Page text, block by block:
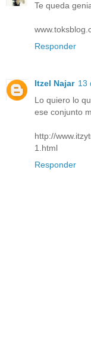
Te queda
Responder
Itzel Najar 13
Lo quiero lo
ese conjunto
http://
1.html
Responder